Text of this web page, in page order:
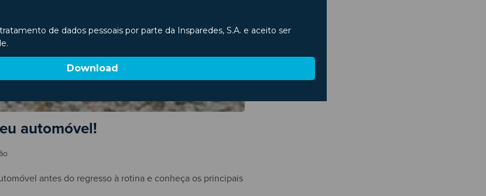
automóvel!
antes do regresso à rotina e conheça os principais